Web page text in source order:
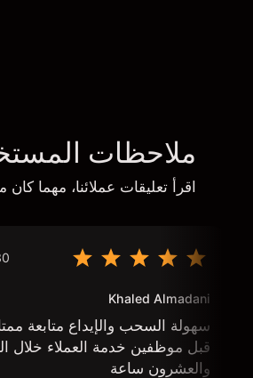
ملاحظات
اقرأ تعليقات عملائنا، مهما
Khaled Almadani
سهولة السحب والإيداع متابعة
قبل موظفين خدمة العملاء خلال
والعشرون ساعة